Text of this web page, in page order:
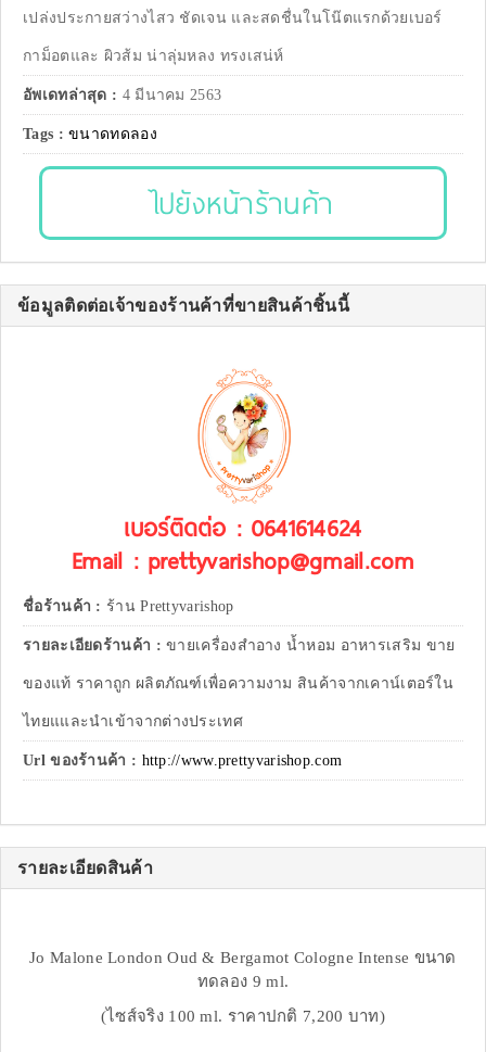
เปล่งประกายสว่างไสว ชัดเจน และสดชื่นในโน๊ตแรกด้วยเบอร์
กาม็อตและ ผิวส้ม น่าลุ่มหลง ทรงเสน่ห์
อัพเดทล่าสุด : 4 มีนาคม 2563
Tags :ขนาดทดลอง
ไปยังหน้าร้านค้า
ข้อมูลติดต่อเจ้าของร้านค้าที่ขายสินค้าชิ้นนี้
เบอร์ติดต่อ : 0641614624
Email : prettyvarishop@gmail.com
ชื่อร้านค้า : ร้าน Prettyvarishop
รายละเอียดร้านค้า :ขายเครื่องสำอาง น้ำหอม อาหารเสริม ขาย
ของแท้ ราคาถูก ผลิตภัณฑ์เพื่อความงาม สินค้าจากเคาน์เตอร์ใน
ไทยแและนำเข้าจากต่างประเทศ
Url ของร้านค้า : http://www.prettyvarishop.com
รายละเอียดสินค้า
Jo Malone London Oud & Bergamot Cologne Intense ขนาด
ทดลอง 9 ml.
(ไซส์จริง 100 ml. ราคาปกติ 7,200 บาท)